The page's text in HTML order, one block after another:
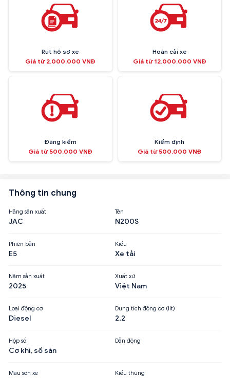
Rút hồ sơ xe
Giá từ 2.000.000 VNĐ
Hoán cải xe
Giá từ 12.000.000 VNĐ
Đăng kiểm
Giá từ 500.000 VNĐ
Kiểm định
Giá từ 500.000 VNĐ
Thông tin chung
Hãng sản xuất
JAC
Tên
N200S
Phiên bản
E5
Kiểu
Xe tải
Năm sản xuất
2025
Xuất xứ
Việt Nam
Loại động cơ
Diesel
Dung tích động cơ (lít)
2.2
Hộp số
Cơ khí, số sàn
Dẫn động
Màu sơn xe Kiểu thùng